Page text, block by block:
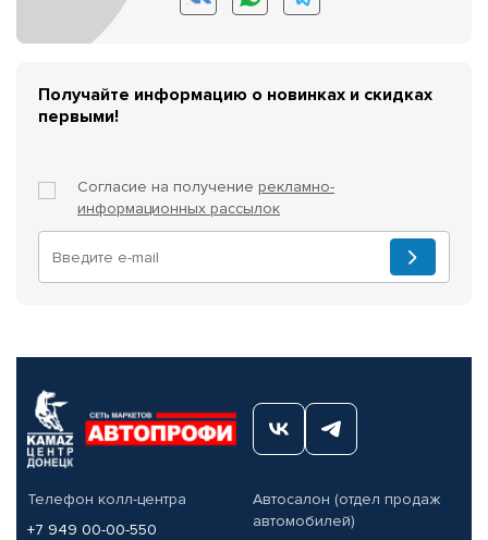
Получайте информацию о новинках и скидках
первыми!
Согласие на получение рекламно-
информационных рассылок
Телефон колл-центра
+7 949 00-00-550
Автосалон (отдел продаж
автомобилей)